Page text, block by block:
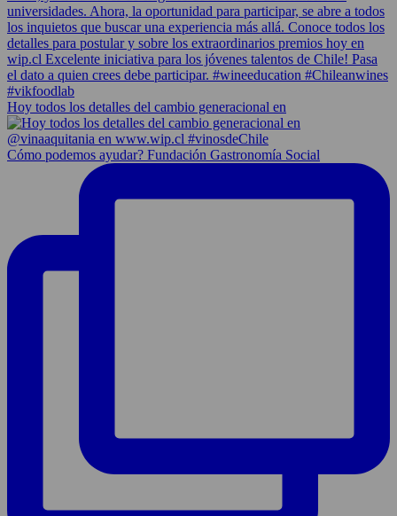
Hoy todos los detalles del cambio generacional en
Cómo podemos ayudar? Fundación Gastronomía Social